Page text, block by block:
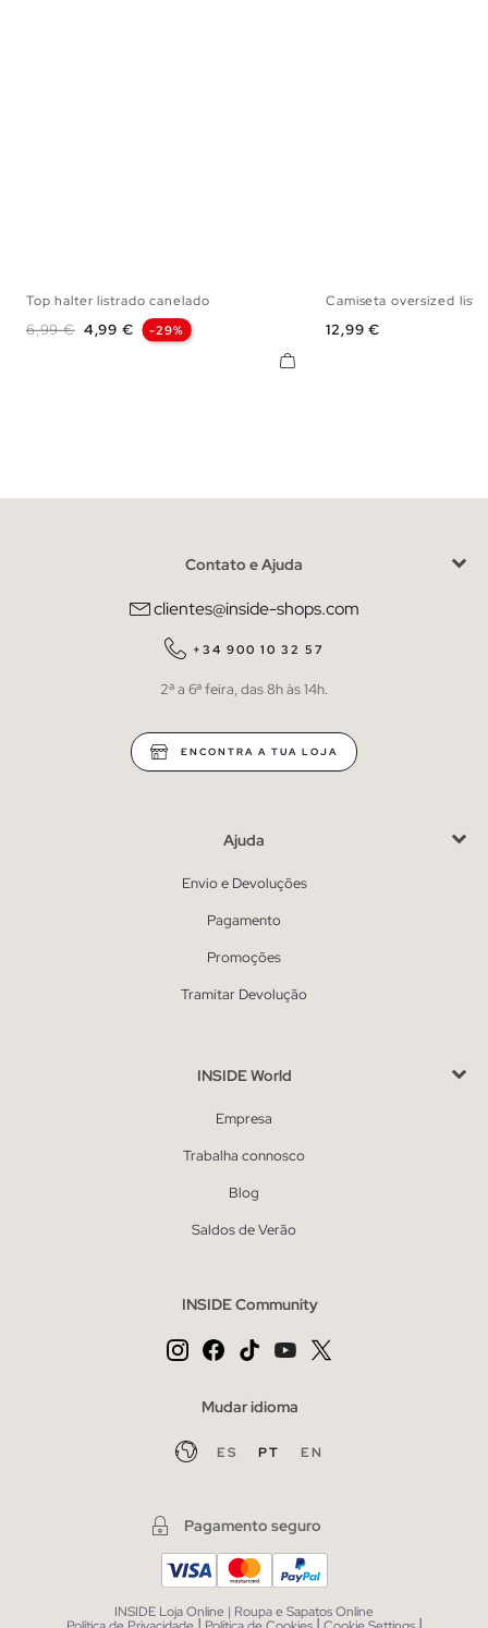
Top halter listrado canelado
Preço normal
6,99 € Preço
4,99 € -29%
Camiseta oversized
Preço
12,99 €
Contato e Ajuda
clientes@inside-shops.com
+34 900 10 32 57
2ª a 6ª feira, das 8h às 14h.
ENCONTRA A TUA LOJA
Ajuda
Envio e Devoluções
Pagamento
Promoções
Tramitar Devolução
INSIDE World
Empresa
Trabalha connosco
Blog
Saldos de Verão
INSIDE Community
Mudar idioma
ES PT EN
Pagamento seguro
INSIDE Loja Online | Roupa e Sapatos Online